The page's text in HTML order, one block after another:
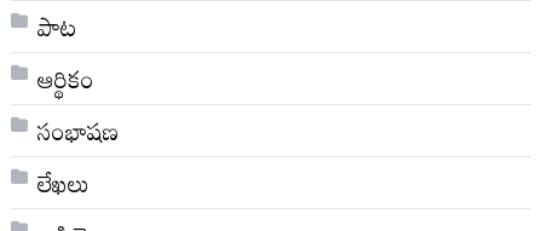
పాట
ఆర్థికం
సంభాషణ
లేఖలు